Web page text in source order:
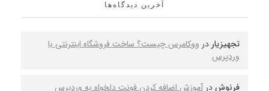
آخرین دیدگاه‌ها
تجهیزیار در ووکامرس چیست؟ ساخت فروشگاه اینترنتی با
وردپرس
فرنوشدرآموزش اضافه کردن فونت دلخواه به وردپرس